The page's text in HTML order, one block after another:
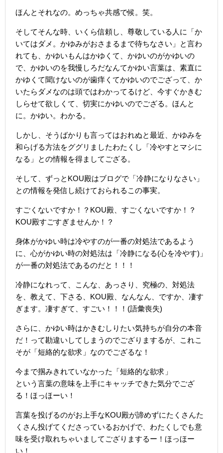
ほんとそれなの。めっちゃ共感で候。笑。
そしてそんな時、いくら信頼し、尊敬している人に「か
いてはダメ。かゆみがおさまるまで待ちなさい」と言わ
れても、かゆいもんはかゆくて、かゆいのがかゆいの
で、かゆいのを我慢しろだなんてかゆい言葉は、素直に
かゆくて聞けないのが歯痒くてかゆいのでござって、か
いたらダメなのは頭ではわかってるけど、今すぐかきむ
しらせて欲しくて、切実にかゆいのでござる。ほんと
に。かゆい。わかる。
しかし、そうばかりも言ってはおれぬと最近、かゆみを
和らげる方法をググリましたわたくし「冷やすとマシに
なる」との情報を得ましてござる。
そして、ずっとKOU殿はブログで「冷静になりなさい」
との情報を発信し続けておられるこの事実。
すごくないですか！？KOU殿、すごくないですか！？
KOU殿すごすぎませんか！？
身体がかゆい時は冷やすのが一番の対処法であるよう
に、心がかゆい時の対処法は「冷静になる(心を冷やす)」
が一番の対処法であるのだと！！！
冷静になれって、こんな、あっさり、究極の、対処法
を、教えて、下さる、KOU殿、なんなん、ですか、凄す
ぎます。凄すぎて、すごい！！！(語彙喪失)
さらに、かゆい時はかきむしりたい気持ちが自分の本音
だ！って勘違いしてしまうのでござりまするが、これこ
そが「短絡的な欲求」なのでござるな！
今まで掴みきれていなかった「短絡的な欲求」
という言葉の意味を上手にキャッチできた気分でござ
る！ほっほーい！
言葉を投げるのがお上手なKOU殿が諦めずにたくさんた
くさん投げてくださっているおかげで、わたくしでも意
味を受け取れちゃいましてござりまするー！ほっほー
い！